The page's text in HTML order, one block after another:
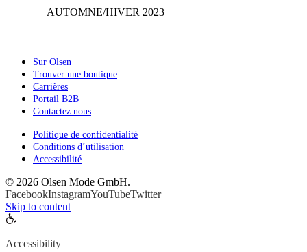
AUTOMNE/HIVER 2023
Sur Olsen
Trouver une boutique
Carrières
Portail B2B
Contactez nous
Politique de confidentialité
Conditions d’utilisation
Accessibilité
© 2026 Olsen Mode GmbH.
FacebookInstagramYouTubeTwitter
Skip to content
Open
Accessibility